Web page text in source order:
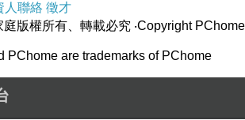
人聯絡 徵才
庭版權所有、轉載必究 ‧Copyright PChome
PChome are trademarks of PChome